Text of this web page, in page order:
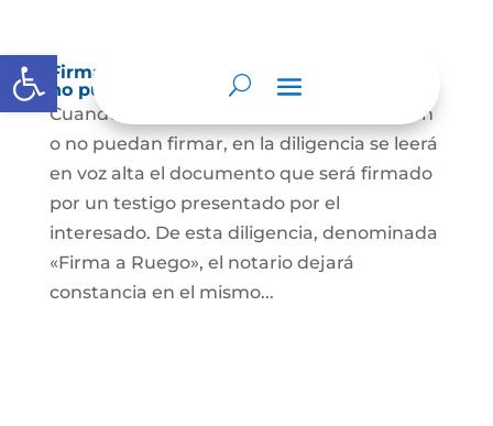
Abrir barra de herramientas
Firma a Ruego – Personas que no saben o
no puede firmar
Cuando se trate de personas que no sepan
o no puedan firmar, en la diligencia se leerá
en voz alta el documento que será firmado
por un testigo presentado por el
interesado. De esta diligencia, denominada
«Firma a Ruego», el notario dejará
constancia en el mismo...